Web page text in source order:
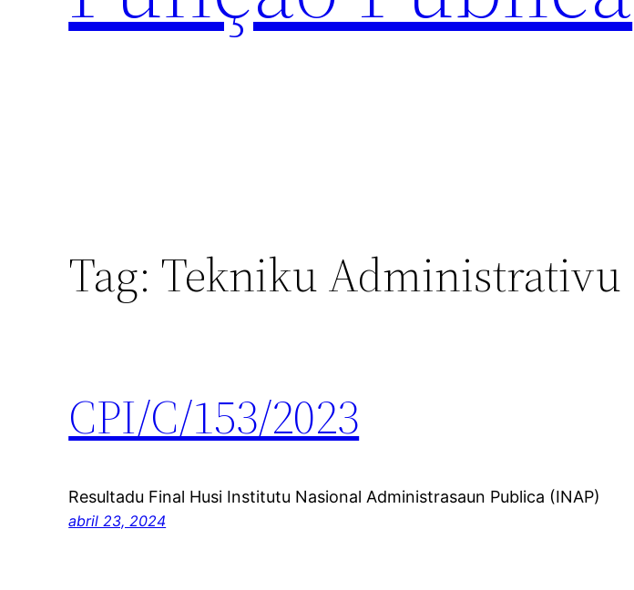
Tag: Tekniku Administrativu
CPI/C/153/2023
Resultadu Final Husi Institutu Nasional Administrasaun Publica (INAP)
abril 23, 2024